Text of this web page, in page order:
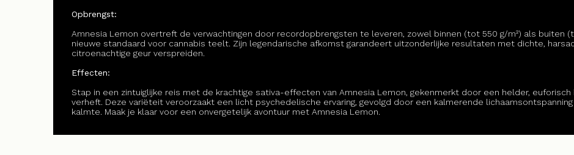
Opbrengst:
Amnesia Lemon overtreft de verwachtingen door recordopbrengsten te leveren, zowel binnen (tot 550 g/m²) als buiten
nieuwe standaard voor cannabis teelt. Zijn legendarische afkomst garandeert uitzonderlijke resultaten met dichte,
citroenachtige geur verspreiden.
Effecten:
Stap in een zintuiglijke reis met de krachtige sativa-effecten van Amnesia Lemon, gekenmerkt door een helder,
verheft. Deze variëteit veroorzaakt een licht psychedelische ervaring, gevolgd door een kalmerende
kalmte. Maak je klaar voor een onvergetelijk avontuur met Amnesia Lemon.